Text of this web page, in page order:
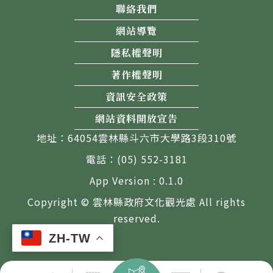
ZH-TW
聯絡我們
網站導覽
隱私權聲明
著作權聲明
資訊安全政策
網站資料開放宣告
地址：64054雲林縣斗六市大學路3段310號
電話：(05) 552-3181
App Version : 0.1.0
Copyright © 雲林縣政府文化觀光處 All rights
reserved.